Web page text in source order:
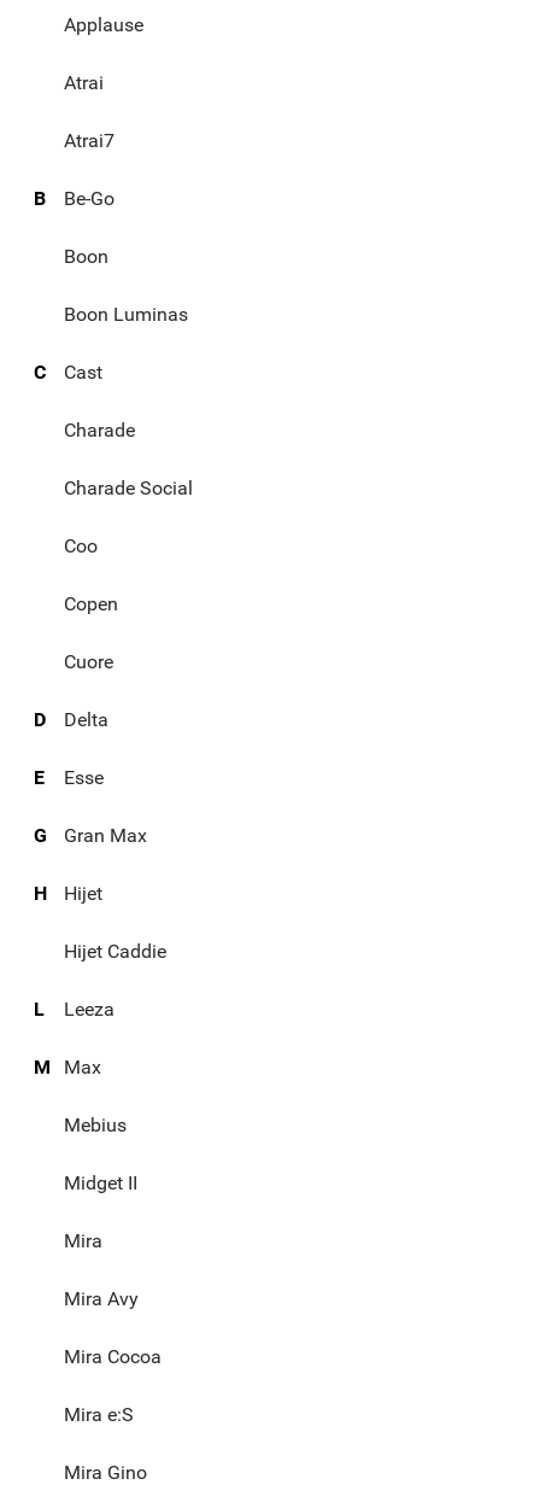
Applause
Atrai
Atrai7
B Be-Go
Boon
Boon Luminas
C Cast
Charade
Charade Social
Coo
Copen
Cuore
D Delta
E Esse
G Gran Max
H Hijet
Hijet Caddie
L Leeza
M Max
Mebius
Midget II
Mira
Mira Avy
Mira Cocoa
Mira e:S
Mira Gino